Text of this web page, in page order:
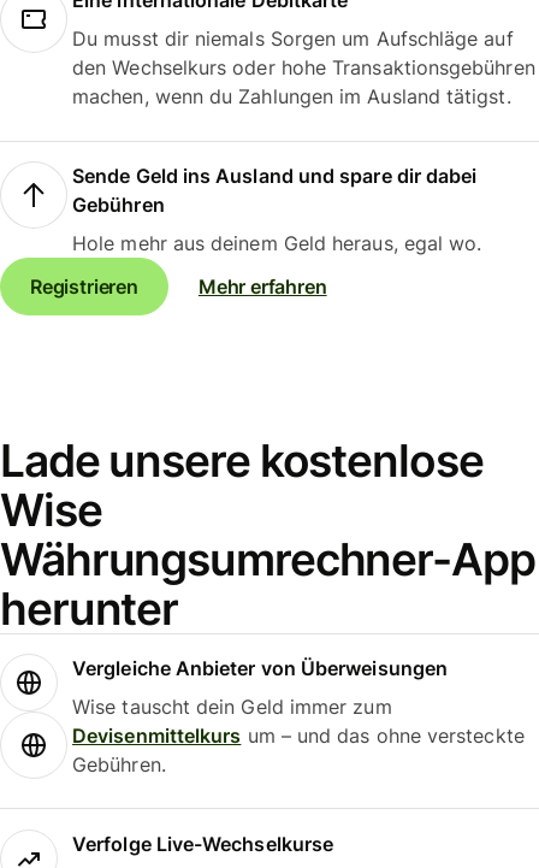
Du musst dir niemals Sorgen um Aufschläge auf
den Wechselkurs oder hohe Transaktionsgebühren
machen, wenn du Zahlungen im Ausland tätigst.
Sende Geld ins Ausland und spare dir dabei
Gebühren
Hole mehr aus deinem Geld heraus, egal wo.
Registrieren
Mehr erfahren
Lade unsere kostenlose
Wise
Währungsumrechner-App
herunter
Vergleiche Anbieter von Überweisungen
Wise tauscht dein Geld immer zum
Devisenmittelkurs um – und das ohne versteckte
Gebühren.
Verfolge Live-Wechselkurse